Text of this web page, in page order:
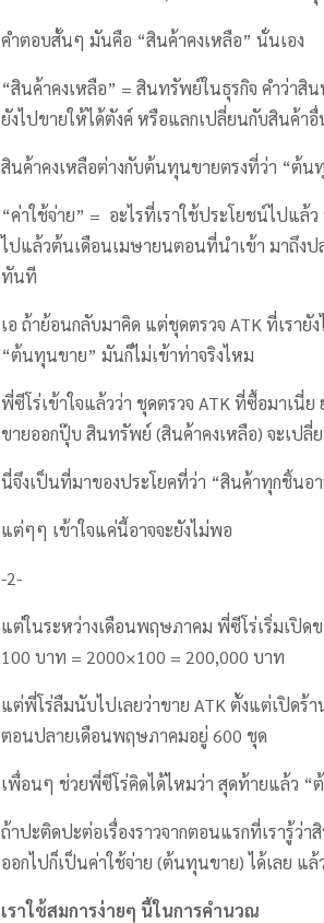
คำตอบสั้นๆ มันคือ “สินค้าคงเหลือ” นั่นเอง
“สินค้าคงเหลือ” = สินทรัพย์ในธุรกิจ คำว่าสิ
ยังไปขายให้ได้ตังค์ หรือแลกเปลี่ยนกับสินค้า
สินค้าคงเหลือต่างกับต้นทุนขายตรงที่ว่า “ต้น
“ค่าใช้จ่าย” = อะไรที่เราใช้ประโยชน์ไปแ
ไปแล้วต้นเดือนเมษายนตอนที่นำเข้า มาถึงป
ทันที
เอ ถ้าย้อนกลับมาคิด แต่ชุดตรวจ ATK ที่เรายั
“ต้นทุนขาย” มันก็ไม่เข้าท่าจริงไหม
พี่ซีโร่เข้าใจแล้วว่า ชุดตรวจ ATK ที่ซื้อมาเนี่
ขายออกปุ๊บ สินทรัพย์ (สินค้าคงเหลือ) จะเป
นี่จึงเป็นที่มาของประโยคที่ว่า “สินค้าทุกชิ้น
แต่ๆๆ เข้าใจแค่นี้อาจจะยังไม่พอ
-2-
แต่ในระหว่างเดือนพฤษภาคม พี่ซีโร่เริ่มเปิด
100 บาท = 2000×100 = 200,000 บาท
แต่พี่โร่ลืมนับไปเลยว่าขาย ATK ตั้งแต่เปิดร้
ตอนปลายเดือนพฤษภาคมอยู่ 600 ชุด
เพื่อนๆ ช่วยพี่ซีโร่คิดได้ไหมว่า สุดท้ายแล้ว “
ถ้าปะติดปะต่อเรื่องราวจากตอนแรกที่เรารู้
ออกไปก็เป็นค่าใช้จ่าย (ต้นทุนขาย) ได้เลย แ
เราใช้สมการง่ายๆ นี้ในการคำนวณ